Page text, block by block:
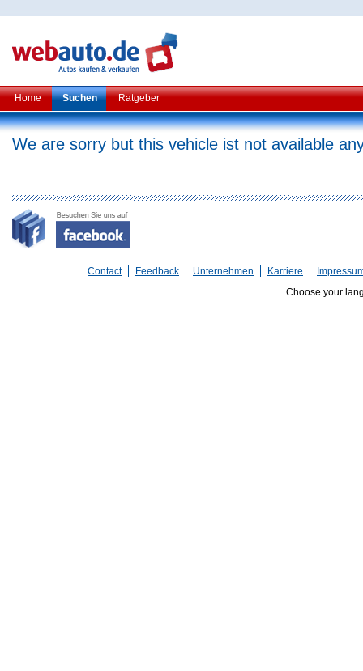
Home Suchen Ratgeber
We are sorry but this vehicle ist not available
Contact Feedback Unternehmen Karriere
Choose your